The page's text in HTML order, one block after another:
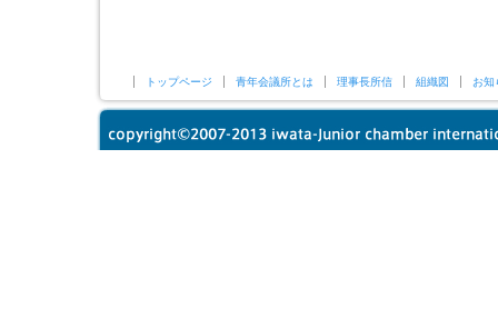
トップページ 青年会議所とは 理事長所信 組織図 お知